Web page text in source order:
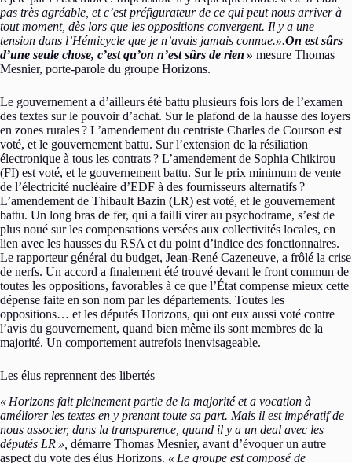
pas très agréable, et c’est préfigurateur de ce qui peut nous arriver à
tout moment, dès lors que les oppositions convergent. Il y a une
tension dans l’Hémicycle que je n’avais jamais connue.».On est sûrs
d’une seule chose, c’est qu’on n’est sûrs de rien » mesure Thomas
Mesnier, porte-parole du groupe Horizons.
Le gouvernement a d’ailleurs été battu plusieurs fois lors de l’examen
des textes sur le pouvoir d’achat. Sur le plafond de la hausse des loyers
en zones rurales ? L’amendement du centriste Charles de Courson est
voté, et le gouvernement battu. Sur l’extension de la résiliation
électronique à tous les contrats ? L’amendement de Sophia Chikirou
(FI) est voté, et le gouvernement battu. Sur le prix minimum de vente
de l’électricité nucléaire d’EDF à des fournisseurs alternatifs ?
L’amendement de Thibault Bazin (LR) est voté, et le gouvernement
battu. Un long bras de fer, qui a failli virer au psychodrame, s’est de
plus noué sur les compensations versées aux collectivités locales, en
lien avec les hausses du RSA et du point d’indice des fonctionnaires.
Le rapporteur général du budget, Jean-René Cazeneuve, a frôlé la crise
de nerfs. Un accord a finalement été trouvé devant le front commun de
toutes les oppositions, favorables à ce que l’État compense mieux cette
dépense faite en son nom par les départements. Toutes les
oppositions… et les députés Horizons, qui ont eux aussi voté contre
l’avis du gouvernement, quand bien même ils sont membres de la
majorité. Un comportement autrefois inenvisageable.
Les élus reprennent des libertés
« Horizons fait pleinement partie de la majorité et a vocation à
améliorer les textes en y prenant toute sa part. Mais il est impératif de
nous associer, dans la transparence, quand il y a un deal avec les
députés LR », démarre Thomas Mesnier, avant d’évoquer un autre
aspect du vote des élus Horizons. « Le groupe est composé de